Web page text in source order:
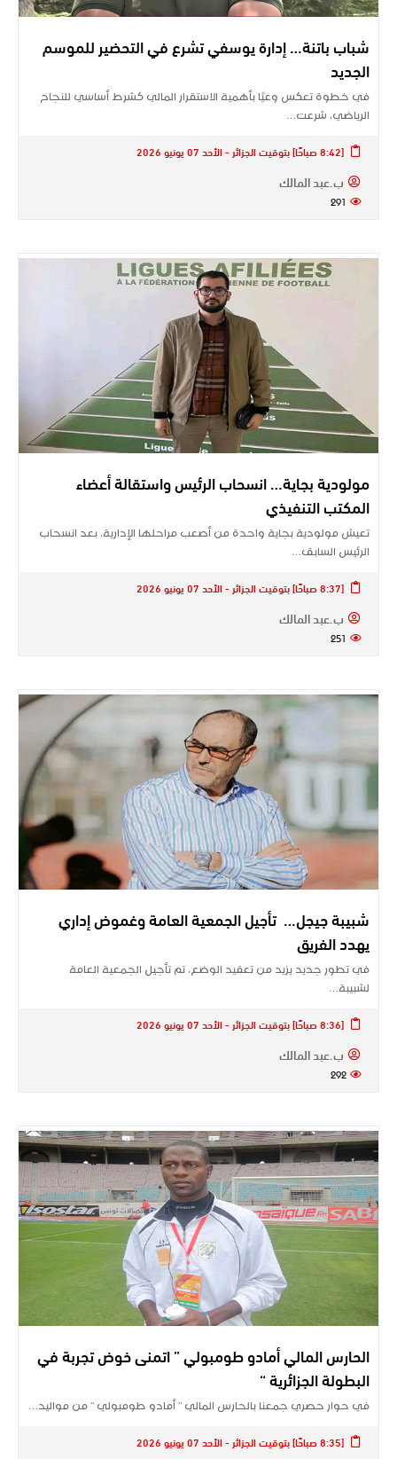
شباب باتنة… إدارة يوسفي تشرع في التحضير للموسم
الجديد
في خطوة تعكس وعيًا بأهمية الاستقرار المالي كشرط أساسي للنجاح
الرياضي، شرعت…
[8:42 صباحًا] بتوقيت الجزائر - الأحد 07 يونيو 2026
ب.عبد المالك
291
مولودية بجاية… انسحاب الرئيس واستقالة أعضاء
المكتب التنفيذي
تعيش مولودية بجاية واحدة من أصعب مراحلها الإدارية، بعد انسحاب
الرئيس السابق…
[8:37 صباحًا] بتوقيت الجزائر - الأحد 07 يونيو 2026
ب.عبد المالك
251
شبيبة جيجل… تأجيل الجمعية العامة وغموض إداري
يهدد الفريق
في تطور جديد يزيد من تعقيد الوضع، تم تأجيل الجمعية العامة
لشبيبة…
[8:36 صباحًا] بتوقيت الجزائر - الأحد 07 يونيو 2026
ب.عبد المالك
292
الحارس المالي أمادو طومبولي ” اتمنى خوض تجربة في
البطولة الجزائرية “
في حوار حصري جمعنا بالحارس المالي ” أمادو طومبولي ” من مواليد…
[8:35 صباحًا] بتوقيت الجزائر - الأحد 07 يونيو 2026